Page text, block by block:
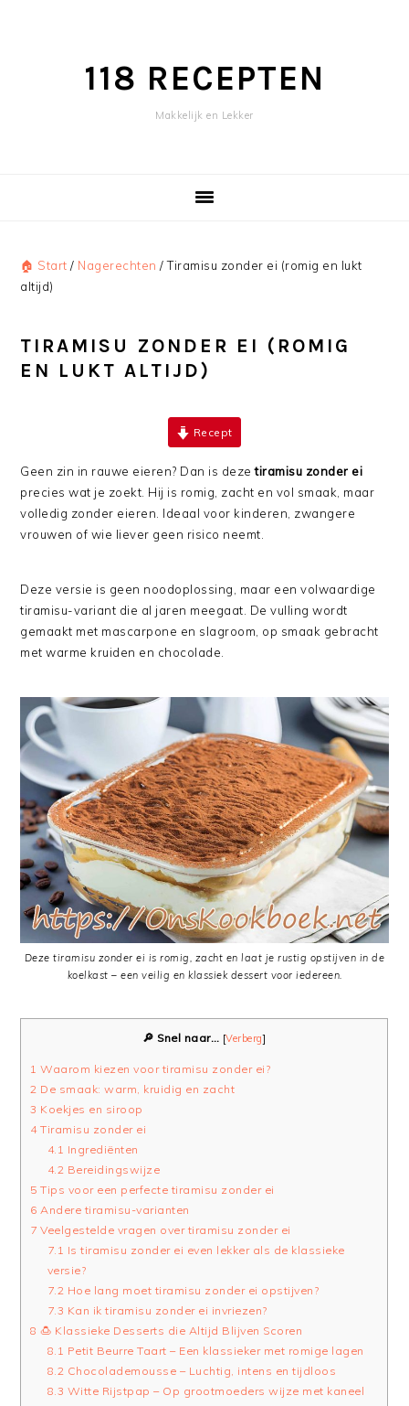
118 RECEPTEN
Makkelijk en Lekker
🏠 Start / Nagerechten /Tiramisu zonder ei (romig en lukt
altijd)
TIRAMISU ZONDER EI (ROMIG
EN LUKT ALTIJD)
Recept
Geen zin in rauwe eieren? Dan is dezetiramisu zonder ei
precies wat je zoekt. Hij is romig, zacht en vol smaak, maar
volledig zonder eieren. Ideaal voor kinderen, zwangere
vrouwen of wie liever geen risico neemt.
Deze versie is geen noodoplossing, maar een volwaardige
tiramisu-variant die al jaren meegaat. De vulling wordt
gemaakt met mascarpone en slagroom, op smaak gebracht
met warme kruiden en chocolade.
Deze tiramisu zonder ei is romig, zacht en laat je rustig opstijven in de
koelkast – een veilig en klassiek dessert voor iedereen.
🔎 Snel naar… [Verberg]
1 Waarom kiezen voor tiramisu zonder ei?
2 De smaak: warm, kruidig en zacht
3 Koekjes en siroop
4Tiramisu zonder ei
4.1 Ingrediënten
4.2 Bereidingswijze
5 Tips voor een perfecte tiramisu zonder ei
6 Andere tiramisu-varianten
7 Veelgestelde vragen over tiramisu zonder ei
7.1 Is tiramisu zonder ei even lekker als de klassieke
versie?
7.2 Hoe lang moet tiramisu zonder ei opstijven?
7.3 Kan ik tiramisu zonder ei invriezen?
8 🍮 Klassieke Desserts die Altijd Blijven Scoren
8.1 Petit Beurre Taart – Een klassieker met romige lagen
8.2 Chocolademousse – Luchtig, intens en tijdloos
8.3 Witte Rijstpap – Op grootmoeders wijze met kaneel